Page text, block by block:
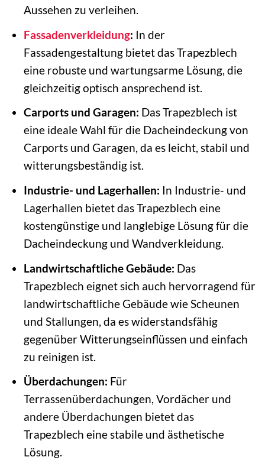
Aussehen zu verleihen.
Fassadenverkleidung: In der
Fassadengestaltung bietet das Trapezblech
eine robuste und wartungsarme Lösung, die
gleichzeitig optisch ansprechend ist.
Carports und Garagen: Das Trapezblech ist
eine ideale Wahl für die Dacheindeckung von
Carports und Garagen, da es leicht, stabil und
witterungsbeständig ist.
Industrie- und Lagerhallen: In Industrie- und
Lagerhallen bietet das Trapezblech eine
kostengünstige und langlebige Lösung für die
Dacheindeckung und Wandverkleidung.
Landwirtschaftliche Gebäude: Das
Trapezblech eignet sich auch hervorragend für
landwirtschaftliche Gebäude wie Scheunen
und Stallungen, da es widerstandsfähig
gegenüber Witterungseinflüssen und einfach
zu reinigen ist.
Überdachungen: Für
Terrassenüberdachungen, Vordächer und
andere Überdachungen bietet das
Trapezblech eine stabile und ästhetische
Lösung.